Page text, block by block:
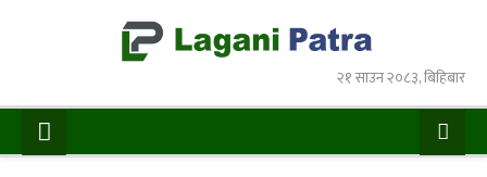
२१ साउन २०८३, बिहिबार